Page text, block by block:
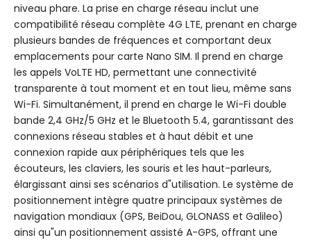
niveau phare. La prise en charge réseau inclut une
compatibilité réseau complète 4G LTE, prenant en charge
plusieurs bandes de fréquences et comportant deux
emplacements pour carte Nano SIM. Il prend en charge
les appels VoLTE HD, permettant une connectivité
transparente à tout moment et en tout lieu, même sans
Wi-Fi. Simultanément, il prend en charge le Wi-Fi double
bande 2,4 GHz/5 GHz et le Bluetooth 5.4, garantissant des
connexions réseau stables et à haut débit et une
connexion rapide aux périphériques tels que les
écouteurs, les claviers, les souris et les haut-parleurs,
élargissant ainsi ses scénarios d"utilisation. Le système de
positionnement intègre quatre principaux systèmes de
navigation mondiaux (GPS, BeiDou, GLONASS et Galileo)
ainsi qu"un positionnement assisté A-GPS, offrant une